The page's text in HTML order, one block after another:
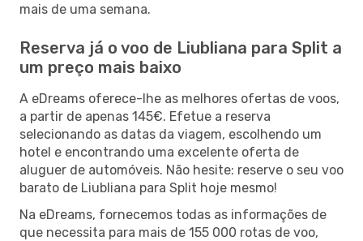
mais de uma semana.
Reserva já o voo de Liubliana para Split a
um preço mais baixo
A eDreams oferece-lhe as melhores ofertas de voos,
a partir de apenas 145€. Efetue a reserva
selecionando as datas da viagem, escolhendo um
hotel e encontrando uma excelente oferta de
aluguer de automóveis. Não hesite: reserve o seu voo
barato de Liubliana para Split hoje mesmo!
Na eDreams, fornecemos todas as informações de
que necessita para mais de 155 000 rotas de voo,